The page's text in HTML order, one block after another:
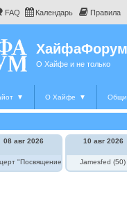
FAQ Календарь Правила
ХайфаФорум
О Хайфе и не только
▼ О Хайфе ▼
08 авг 2026
"Посвящение Элле
10 авг 2026
Jamesfed (50)